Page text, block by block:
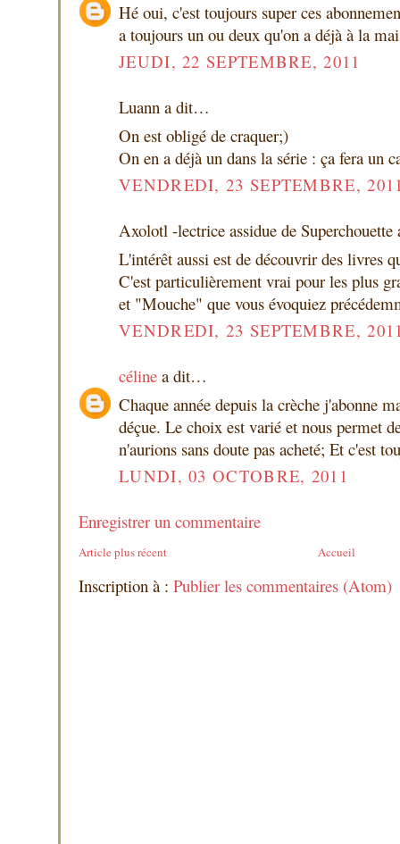
Hé oui, c'est toujours super ces
a toujours un ou deux qu'on a déjà à la
JEUDI, 22 SEPTEMBRE, 2011
Luann a dit…
On est obligé de craquer;)
On en a déjà un dans la série : ça fera un
VENDREDI, 23 SEPTEMBRE,
Axolotl -lectrice assidue de
L'intérêt aussi est de découvrir des livres
C'est particulièrement vrai pour les plus
et "Mouche" que vous évoquiez
VENDREDI, 23 SEPTEMBRE,
céline a dit…
Chaque année depuis la crèche j'abonne
déçue. Le choix est varié et nous permet
n'aurions sans doute pas acheté; Et c'est
LUNDI, 03 OCTOBRE, 2011
Enregistrer un commentaire
Article plus récent Accueil
Inscription à : Publier les commentaires (Atom)